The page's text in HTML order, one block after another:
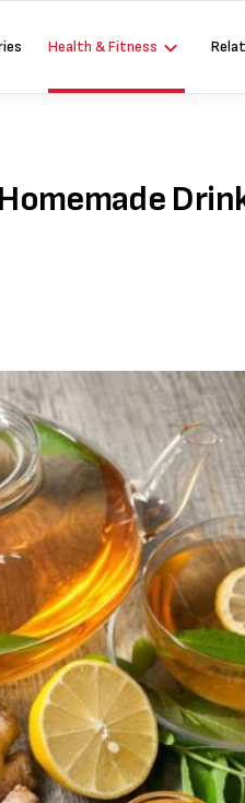
Health & Fitness
(Homemade